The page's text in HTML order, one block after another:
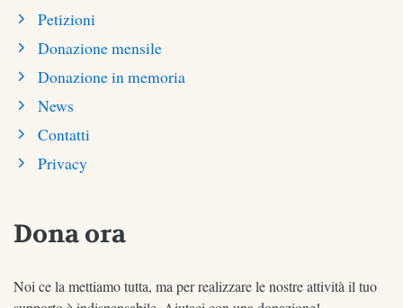
Petizioni
Donazione mensile
Donazione in memoria
News
Contatti
Privacy
Dona ora
Noi ce la mettiamo tutta, ma per realizzare le nostre attività il tuo